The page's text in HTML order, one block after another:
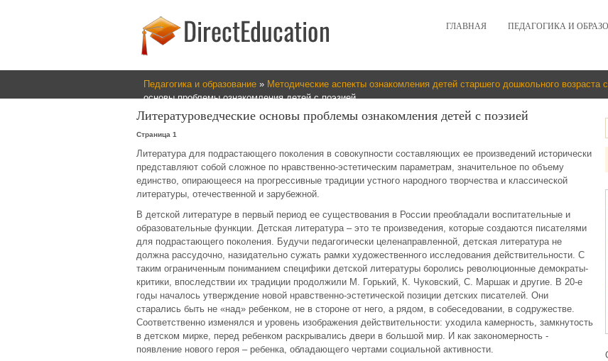
ГЛАВНАЯ ПЕДАГОГИКА И
Педагогика и образование » Методические аспекты ознакомления детей старшего дошкольного возраста
основы проблемы ознакомления детей с поэзией
Литературоведческие основы проблемы ознакомления детей с поэзией
Страница 1
Литература для подрастающего поколения в совокупности составляющих ее произведений исторически
представляют собой сложное по нравственно-эстетическим параметрам, значительное по объему
единство, опирающееся на прогрессивные традиции устного народного творчества и классической
литературы, отечественной и зарубежной.
В детской литературе в первый период ее существования в России преобладали воспитательные и
образовательные функции. Детская литература – это те произведения, которые создаются писателями
для подрастающего поколения. Будучи педагогически целенаправленной, детская литература не
должна рассудочно, назидательно сужать рамки художественного исследования действительности. С
таким ограниченным пониманием специфики детской литературы боролись революционные демократы-
критики, впоследствии их традиции продолжили М. Горький, К. Чуковский, С. Маршак и другие. В 20-е
годы началось утверждение новой нравственно-эстетической позиции детских писателей. Они
старались быть не «над» ребенком, не в стороне от него, а рядом, в собеседовании, в содружестве.
Соответственно изменялся и уровень изображения действительности: уходила камерность, замкнутость
в детском мирке, перед ребенком раскрывались двери в большой мир. И как закономерность -
появление нового героя – ребенка, обладающего чертами социальной активности.